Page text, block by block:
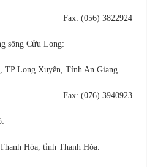
Fax: (056) 3822924
sông Cửu Long:
TP Long Xuyên, Tỉnh An Giang.
Fax: (076) 3940923
Hóa, tỉnh Thanh Hóa.